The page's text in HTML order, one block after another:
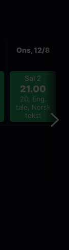
Ons, 12/8
Sal 2
21.00
2D, Eng.
tale, Norsk
tekst